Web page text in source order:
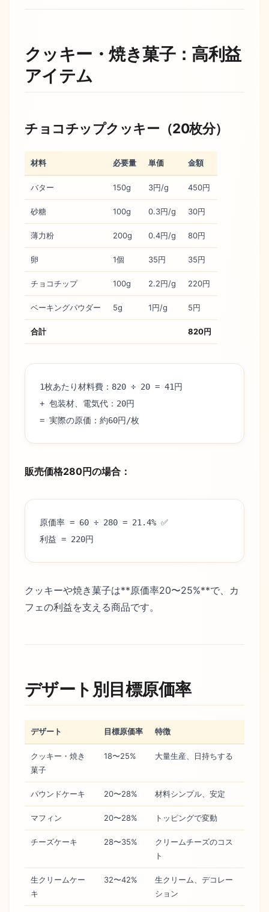
クッキー・焼き菓子：高利益
アイテム
チョコチップクッキー（20枚分）
材料 必要量 単価 金額
バター 150g 3円/g 450円
砂糖 100g 0.3円/g 30円
薄力粉 200g 0.4円/g 80円
卵 1個 35円 35円
チョコチップ 100g 2.2円/g 220円
ベーキングパウダー 5g 1円/g 5円
合計 820円
1枚あたり材料費：820 ÷ 20 = 41円
+ 包装材、電気代：20円
= 実際の原価：約60円/枚
販売価格280円の場合：
原価率 = 60 ÷ 280 = 21.4% ✅
利益 = 220円
クッキーや焼き菓子は**原価率20〜25%**で、カ
フェの利益を支える商品です。
デザート別目標原価率
デザート 目標原価率 特徴
クッキー・焼き
菓子
18〜25% 大量生産、日持ちする
パウンドケーキ 20〜28% 材料シンプル、安定
マフィン 20〜28% トッピングで変動
チーズケーキ 28〜35%
クリームチーズのコス
ト
生クリームケー
キ
32〜42%
生クリーム、デコレー
ション